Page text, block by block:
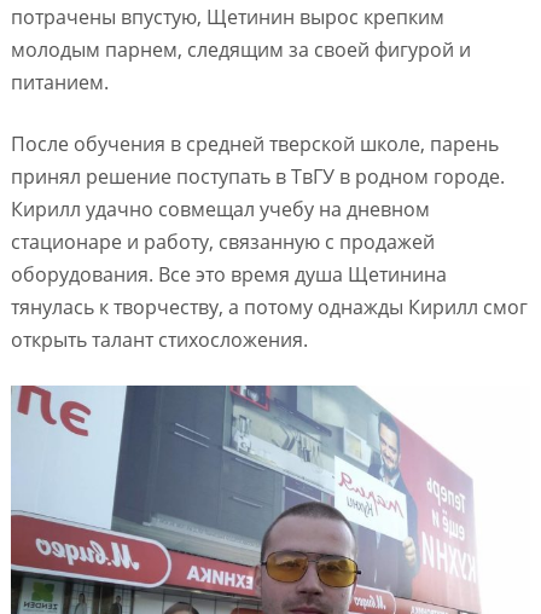
потрачены впустую, Щетинин вырос крепким
молодым парнем, следящим за своей фигурой и
питанием.
После обучения в средней тверской школе, парень
принял решение поступать в ТвГУ в родном городе.
Кирилл удачно совмещал учебу на дневном
стационаре и работу, связанную с продажей
оборудования. Все это время душа Щетинина
тянулась к творчеству, а потому однажды Кирилл смог
открыть талант стихосложения.